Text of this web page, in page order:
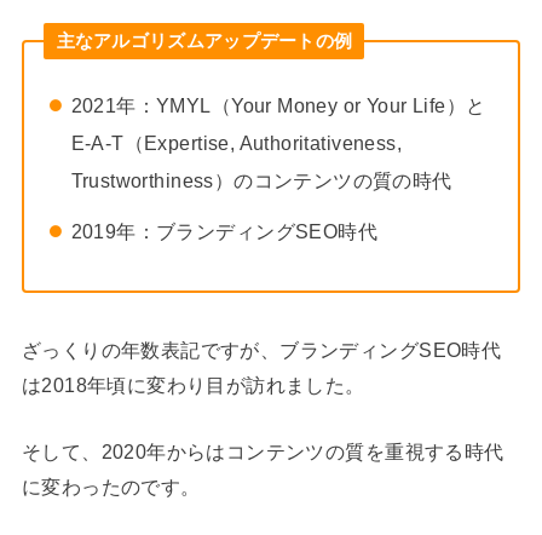
主なアルゴリズムアップデートの例
2021年：YMYL（Your Money or Your Life）と
E-A-T（Expertise, Authoritativeness,
Trustworthiness）のコンテンツの質の時代
2019年：ブランディングSEO時代
ざっくりの年数表記ですが、ブランディングSEO時代
は2018年頃に変わり目が訪れました。
そして、2020年からはコンテンツの質を重視する時代
に変わったのです。